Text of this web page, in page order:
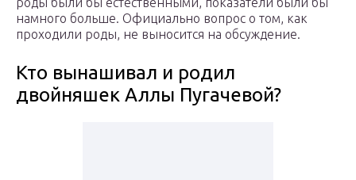
намного больше. Официально вопрос о том, как
проходили роды, не выносится на обсуждение.
Кто вынашивал и родил
двойняшек Аллы Пугачевой?